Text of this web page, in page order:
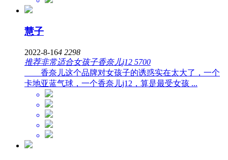
慧子
2022-8-164 2298
推荐非常适合女孩子香奈儿j12 5700
香奈儿这个品牌对女孩子的诱惑实在太大了，一个
卡地亚蓝气球，一个香奈儿j12，算是最受女孩 ...